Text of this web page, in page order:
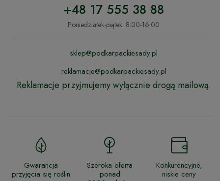
+48 17 555 38 88
Poniedziałek-piątek: 8:00-16:00
sklep@podkarpackiesady.pl
reklamacje@podkarpackiesady.pl
Reklamacje przyjmujemy wyłącznie drogą mailową.
Gwarancja
przyjęcia się roślin
Szeroka oferta
ponad
Konkurencyjne,
niskie ceny